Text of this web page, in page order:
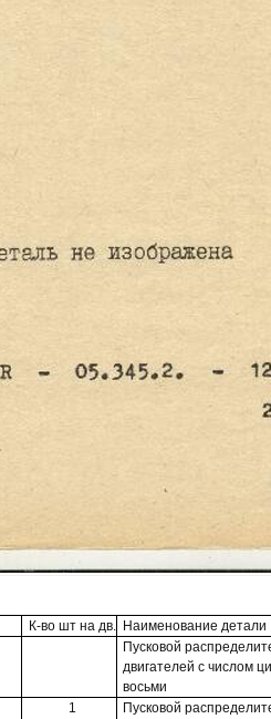
К-во шт на дв.
Наименование детали
Пусковой
двигателей с числом
восьми
1
Пусковой